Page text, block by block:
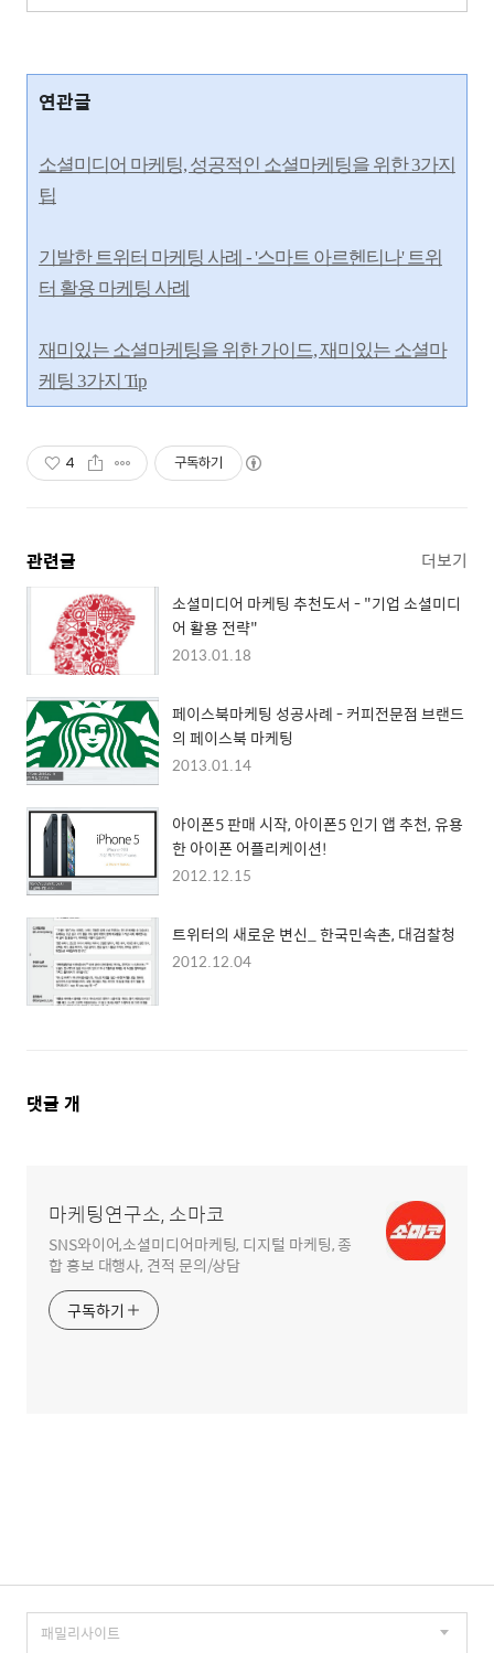
연관글
소셜미디어 마케팅, 성공적인 소셜마케팅을 위한 3가지
팁
기발한 트위터 마케팅 사례 - '스마트 아르헨티나' 트위
터 활용 마케팅 사례
재미있는 소셜마케팅을 위한 가이드, 재미있는 소셜마
케팅 3가지 Tip
4 구독하기
관련글 더보기
소셜미디어 마케팅 추천도서 - "기업 소셜미디
어 활용 전략"
2013.01.18
페이스북마케팅 성공사례 - 커피전문점 브랜드
의 페이스북 마케팅
2013.01.14
아이폰5 판매 시작, 아이폰5 인기 앱 추천, 유용
한 아이폰 어플리케이션!
2012.12.15
트위터의 새로운 변신_ 한국민속촌, 대검찰청
2012.12.04
댓
댓글 개
마케팅연구소, 소마코
SNS와이어,소셜미디어마케팅, 디지털 마케팅, 종
합 홍보 대행사, 견적 문의/상담
구독하기